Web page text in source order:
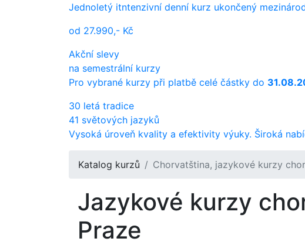
Jednoletý itntenzivní denní kurz ukončený
od 27.990,- Kč
Akční slevy
na semestrální kurzy
Pro vybrané kurzy při platbě celé částky do
30 letá tradice
41 světových jazyků
Vysoká úroveň kvality a efektivity výuky. Široká
Katalog kurzů Chorvatština, jazykové kurzy
Jazykové kurzy
Praze